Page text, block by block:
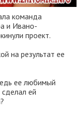
команда
и Ивано-
проект.
на результат ее
ее любимый
ей